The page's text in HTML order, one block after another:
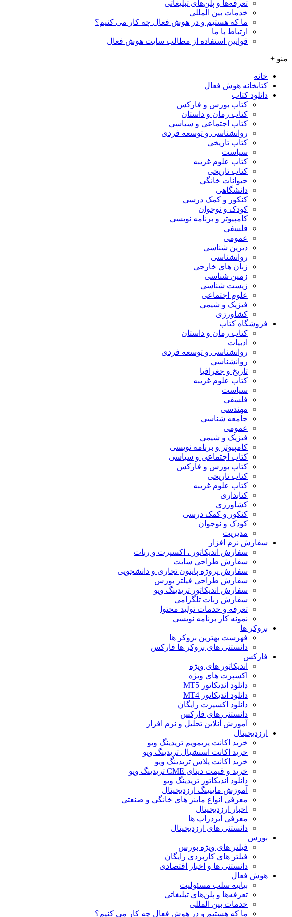
تعرفه‌ها و پلن‌های تبلیغاتی
خدمات بین المللی
ما که هستیم و در هوش فعال چه کار می کنیم؟
ارتباط با ما
قوانین استفاده از مطالب سایت هوش فعال
منو +
خانه
کتابخانه هوش فعال
دانلود کتاب
کتاب بورس و فارکس
کتاب رمان و داستان
کتاب اجتماعی و سیاسی
روانشناسی و توسعه فردی
کتاب تاریخی
سیاست
کتاب علوم غریبه
کتاب تاریخی
حیوانات خانگی
دانشگاهی
کنکور و کمک‌ درسی
کودک و نوجوان
کامپیوتر و برنامه نویسی
فلسفی
عمومی
دیرین شناسی
روانشناسی
زبان های خارجی
زمین شناسی
زیست شناسی
علوم اجتماعی
فیزیک و شیمی
کشاورزی
فروشگاه کتاب
کتاب رمان و داستان
ادبیات
روانشناسی و توسعه فردی
روانشناسی
تاریخ و جغرافیا
کتاب علوم غریبه
سیاست
فلسفی
مهندسی
جامعه شناسی
عمومی
فیزیک و شیمی
کامپیوتر و برنامه نویسی
کتاب اجتماعی و سیاسی
کتاب بورس و فارکس
کتاب تاریخی
کتاب علوم غریبه
کتابداری
کشاورزی
کنکور و کمک‌ درسی
کودک و نوجوان
مدیریت
سفارش نرم افزار
سفارش اندیکاتور ، اکسپرت و ربات
سفارش طراحی سایت
سفارش پروژه پایتون تجاری و دانشجویی
سفارش طراحی فیلتر بورس
سفارش اندیکاتور تریدینگ ویو
سفارش ربات تلگرامی
تعرفه و خدمات تولید محتوا
نمونه کار برنامه نویسی
بروکر ها
فهرست بهترین بروکر ها
دانستنی های بروکر ها فارکس
فارکس
اندیکاتور های ویژه
اکسپرت های ویژه
دانلود اندیکاتور MT5
دانلود اندیکاتور MT4
دانلود اکسپرت رایگان
دانستنی های فارکس
آموزش آنلاین تحلیل و نرم افزار
ارزدیجیتال
خرید اکانت پریمویم تریدینگ ویو
خرید اکانت اسنشیال تریدینگ ویو
خرید اکانت پلاس تریدینگ ویو
خرید و قیمت دیتای CME تریدینگ ویو
دانلود اندیکاتور تریدینگ ویو
آموزش ماینینگ ارزدیجیتال
معرفی انواع ماینر های خانگی و صنعتی
اخبار ارزدیجیتال
معرفی ایردراپ ها
دانستنی های ارزدیجیتال
بورس
فیلتر های ویژه بورس
فیلتر های کاربردی رایگان
دانستنی ها و اخبار اقتصادی
هوش فعال
بیانیه سلب مسئولیت
تعرفه‌ها و پلن‌های تبلیغاتی
خدمات بین المللی
ما که هستیم و در هوش فعال چه کار می کنیم؟